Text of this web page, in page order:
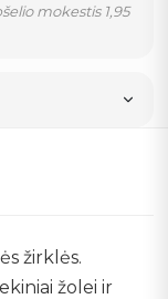
mokestis 1,95
žirklės.
žolei ir